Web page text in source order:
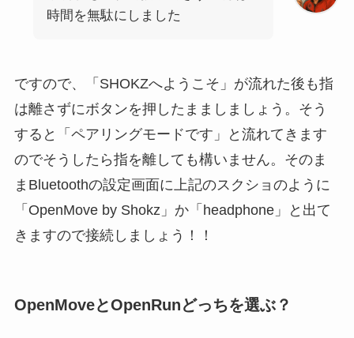
時間を無駄にしました
ですので、「SHOKZへようこそ」が流れた後も指
は離さずにボタンを押したまましましょう。そう
すると「ペアリングモードです」と流れてきます
のでそうしたら指を離しても構いません。そのま
まBluetoothの設定画面に上記のスクショのように
「OpenMove by Shokz」か「headphone」と出て
きますので接続しましょう！！
OpenMoveとOpenRunどっちを選ぶ？